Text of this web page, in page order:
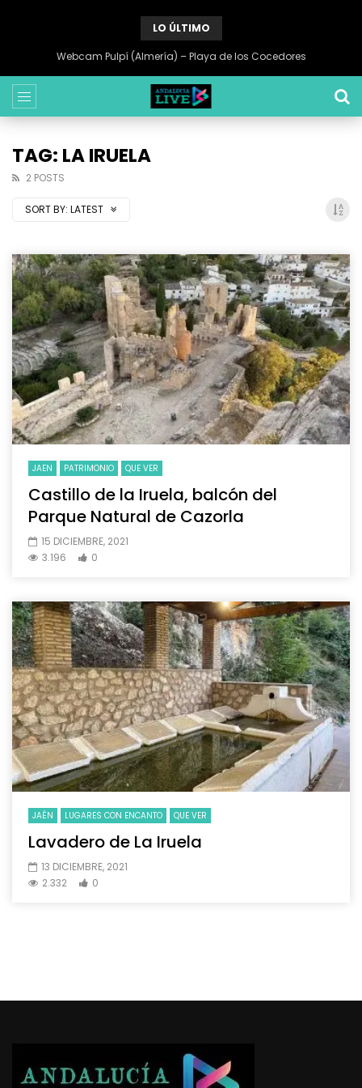
LO ÚLTIMO
Webcam Pulpí (Almería) – Playa de los Cocedores
TAG: LA IRUELA
2 POSTS
SORT BY: LATEST
JAEN PATRIMONIO QUE VER
Castillo de la Iruela, balcón del
Parque Natural de Cazorla
15 DICIEMBRE, 2021
3.196
0
JAÉN LUGARES CON ENCANTO QUE VER
Lavadero de La Iruela
13 DICIEMBRE, 2021
2.332
0